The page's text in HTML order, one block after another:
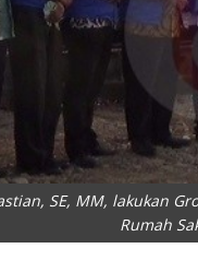
SE, MM, lakukan
Rumah